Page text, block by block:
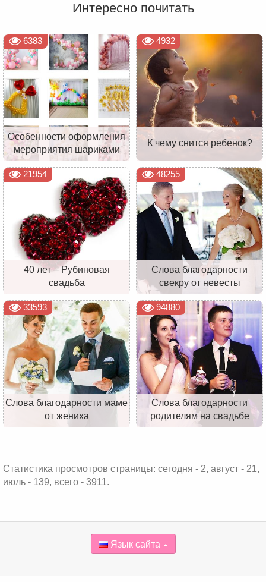
Интересно почитать
6383
Особенности оформления
мероприятия шариками
4932
К чему снится ребенок?
21954
40 лет – Рубиновая
свадьба
48255
Слова благодарности
свекру от невесты
33593
Слова благодарности маме
от жениха
94880
Слова благодарности
родителям на свадьбе
Статистика просмотров страницы: сегодня - 2, август - 21,
июль - 139, всего - 3911.
Язык сайта